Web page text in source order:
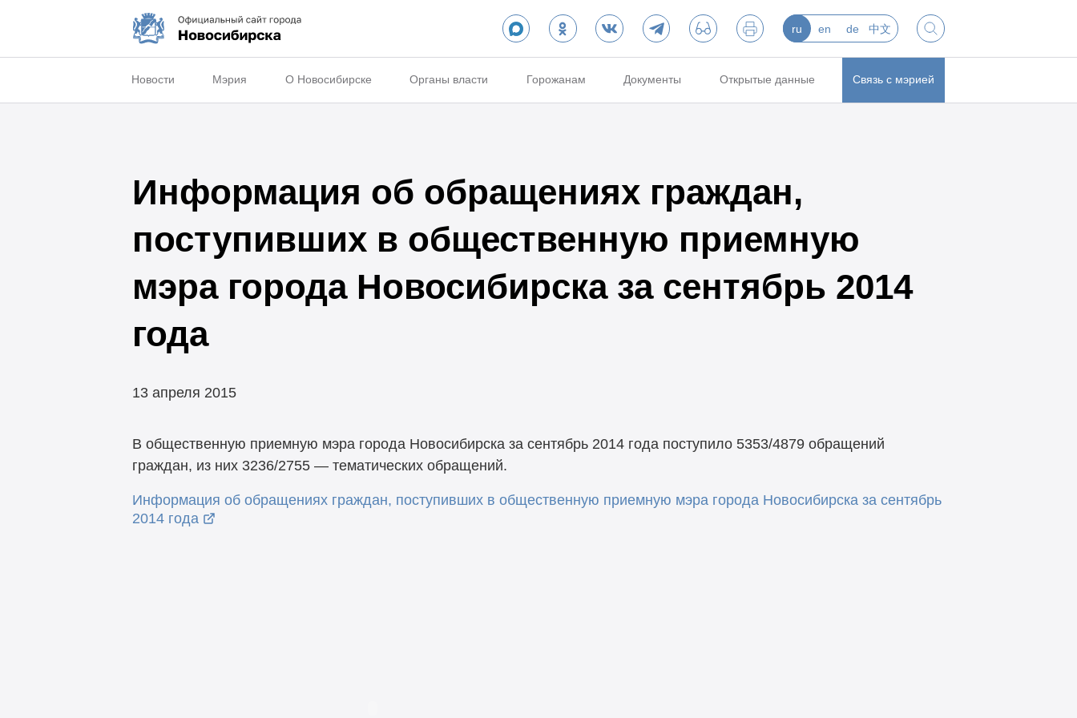
ru en de 中文
Новости Мэрия О Новосибирске Органы власти Горожанам Документы Открытые данные Связь с мэрией
Информация об обращениях граждан,
поступивших в общественную приемную
мэра города Новосибирска за сентябрь 2014
года
13 апреля 2015
В общественную приемную мэра города Новосибирска за сентябрь 2014 года поступило 5353/4879 обращений
граждан, из них 3236/2755 — тематических обращений.
Информация об обращениях граждан, поступивших в общественную приемную мэра города Новосибирска за сентябрь
2014 года